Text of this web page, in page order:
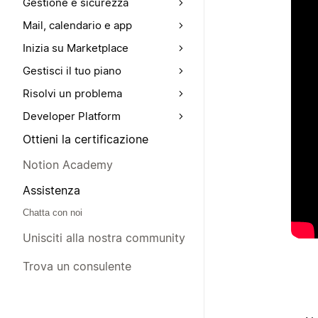
Mail, calendario e app
Inizia su Marketplace
Gestisci il tuo piano
Risolvi un problema
Developer Platform
Ottieni la certificazione
Notion Academy
Assistenza
Chatta con noi
Unisciti alla nostra community
Trova un consulente